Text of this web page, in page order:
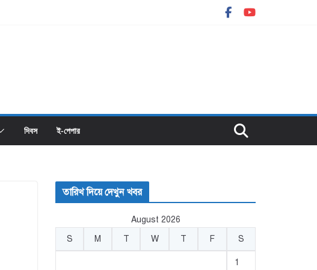
দিবস ই-পেপার
তারিখ দিয়ে দেখুন খবর
August 2026
S
M T W T F S
1